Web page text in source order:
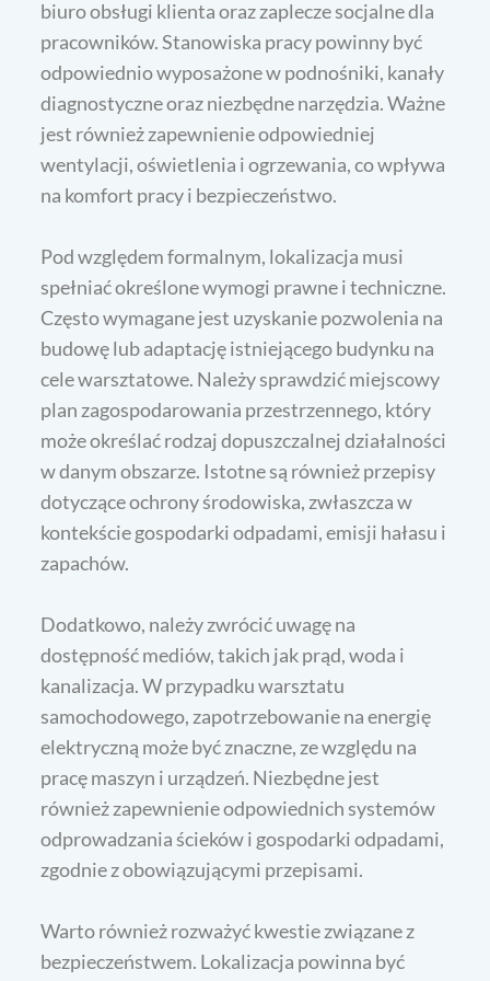
biuro obsługi klienta oraz zaplecze socjalne dla
pracowników. Stanowiska pracy powinny być
odpowiednio wyposażone w podnośniki, kanały
diagnostyczne oraz niezbędne narzędzia. Ważne
jest również zapewnienie odpowiedniej
wentylacji, oświetlenia i ogrzewania, co wpływa
na komfort pracy i bezpieczeństwo.
Pod względem formalnym, lokalizacja musi
spełniać określone wymogi prawne i techniczne.
Często wymagane jest uzyskanie pozwolenia na
budowę lub adaptację istniejącego budynku na
cele warsztatowe. Należy sprawdzić miejscowy
plan zagospodarowania przestrzennego, który
może określać rodzaj dopuszczalnej działalności
w danym obszarze. Istotne są również przepisy
dotyczące ochrony środowiska, zwłaszcza w
kontekście gospodarki odpadami, emisji hałasu i
zapachów.
Dodatkowo, należy zwrócić uwagę na
dostępność mediów, takich jak prąd, woda i
kanalizacja. W przypadku warsztatu
samochodowego, zapotrzebowanie na energię
elektryczną może być znaczne, ze względu na
pracę maszyn i urządzeń. Niezbędne jest
również zapewnienie odpowiednich systemów
odprowadzania ścieków i gospodarki odpadami,
zgodnie z obowiązującymi przepisami.
Warto również rozważyć kwestie związane z
bezpieczeństwem. Lokalizacja powinna być